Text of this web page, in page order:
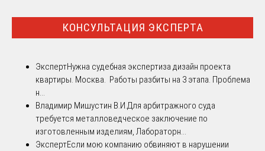
КОНСУЛЬТАЦИЯ ЭКСПЕРТА
ЭкспертНужна судебная экспертиза дизайн проекта
квартиры. Москва. Работы разбиты на 3 этапа. Проблема
н...
Владимир Мишустин В.И.Для арбитражного суда
требуется металловедческое заключение по
изготовленным изделиям, Лабораторн...
ЭкспертЕсли мою компанию обвиняют в нарушении